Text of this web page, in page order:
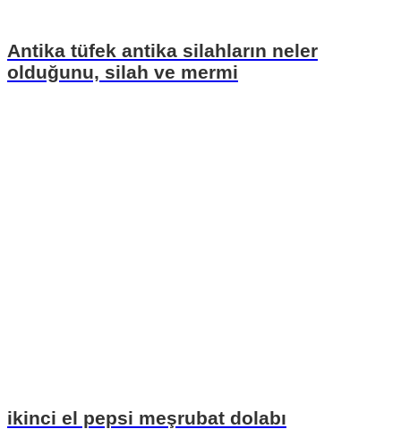
Antika tüfek antika silahların neler
olduğunu, silah ve mermi
ikinci el pepsi meşrubat dolabı